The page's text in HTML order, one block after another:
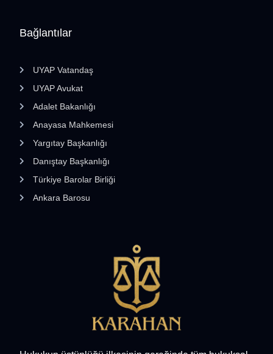
Bağlantılar
UYAP Vatandaş
UYAP Avukat
Adalet Bakanlığı
Anayasa Mahkemesi
Yargıtay Başkanlığı
Danıştay Başkanlığı
Türkiye Barolar Birliği
Ankara Barosu